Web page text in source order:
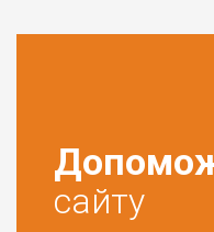
сайту